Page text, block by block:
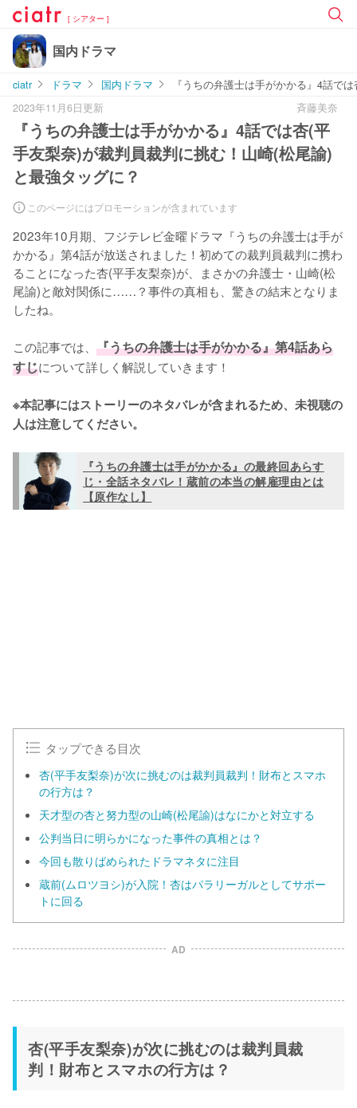
[ シアター ]
国内ドラマ
ciatr ドラマ 国内ドラマ
『うちの弁護士は手がかかる』4話で
2023年11月6日更新
斉藤美奈
『うちの弁護士は手がかかる』4話では杏(平
手友梨奈)が裁判員裁判に挑む！山崎(松尾諭)
と最強タッグに？
このページにはプロモーションが含まれています
2023年10月期、フジテレビ金曜ドラマ『うちの弁護士は手が
かかる』第4話が放送されました！初めての裁判員裁判に携わ
ることになった杏(平手友梨奈)が、まさかの弁護士・山崎(松
尾諭)と敵対関係に……？事件の真相も、驚きの結末となりま
したね。
この記事では、 『うちの弁護士は手がかかる』第4話あら
すじについて詳しく解説していきます！
※本記事にはストーリーのネタバレが含まれるため、未視聴の
人は注意してください。
『うちの弁護士は手がかかる』の最終回あらす
じ・全話ネタバレ！蔵前の本当の解雇理由とは
【原作なし】
タップできる目次
杏(平手友梨奈)が次に挑むのは裁判員裁判！財布とスマホ
の行方は？
天才型の杏と努力型の山崎(松尾諭)はなにかと対立する
公判当日に明らかになった事件の真相とは？
今回も散りばめられたドラマネタに注目
蔵前(ムロツヨシ)が入院！杏はパラリーガルとしてサポー
トに回る
AD
杏(平手友梨奈)が次に挑むのは裁判員裁
判！財布とスマホの行方は？